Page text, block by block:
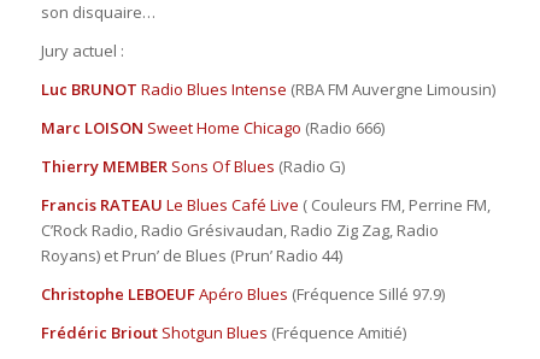
son disquaire…
Jury actuel :
Luc BRUNOT Radio Blues Intense (RBA FM Auvergne Limousin)
Marc LOISON Sweet Home Chicago (Radio 666)
Thierry MEMBER Sons Of Blues (Radio G)
Francis RATEAU Le Blues Café Live ( Couleurs FM, Perrine FM,
C’Rock Radio, Radio Grésivaudan, Radio Zig Zag, Radio
Royans) et Prun’ de Blues (Prun’ Radio 44)
Christophe LEBOEUFApéro Blues (Fréquence Sillé 97.9)
Frédéric Briout Shotgun Blues (Fréquence Amitié)